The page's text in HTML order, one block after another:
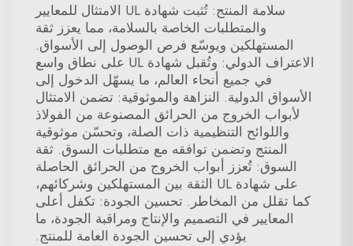
سلامة المنتج: تُثبت شهادة UL الامتثال للمعايير
والمتطلبات الخاصة بالسلامة، مما يعزز ثقة
المستهلكين ويوسّع فرص الوصول إلى الأسواق.
الاعتراف الدولي: وتُقبل شهادة UL على نطاق واسع
في جميع أنحاء العالم، ما يسهّل الدخول إلى
الأسواق الدولية. النزاهة والموثوقية: تضمن الامتثال
لأبواب الخروج من الحرائق المصنوعة من الفولاذ
واللوائح التنظيمية ذات الصلة، وتحسّن موثوقية
المنتج وتضمن توافقه مع متطلبات السوق. ثقة
السوق: تُعزز أبواب الخروج من الحرائق الحاصلة
على شهادة UL الثقة بين المستهلكين وشركائهم،
كما تقلل من المخاطر. تحسين الجودة: تكفل أعلى
المعايير في التصميم والإنتاج ومراقبة الجودة، ما
يؤدي إلى تحسين الجودة العامة للمنتج.